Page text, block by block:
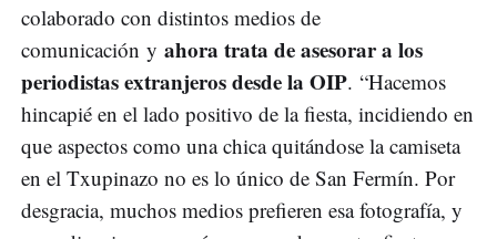
colaborado con distintos medios de
comunicación y ahora trata de asesorar a los
periodistas extranjeros desde la OIP. “Hacemos
hincapié en el lado positivo de la fiesta, incidiendo en
que aspectos como una chica quitándose la camiseta
en el Txupinazo no es lo único de San Fermín. Por
desgracia, muchos medios prefieren esa fotografía, y